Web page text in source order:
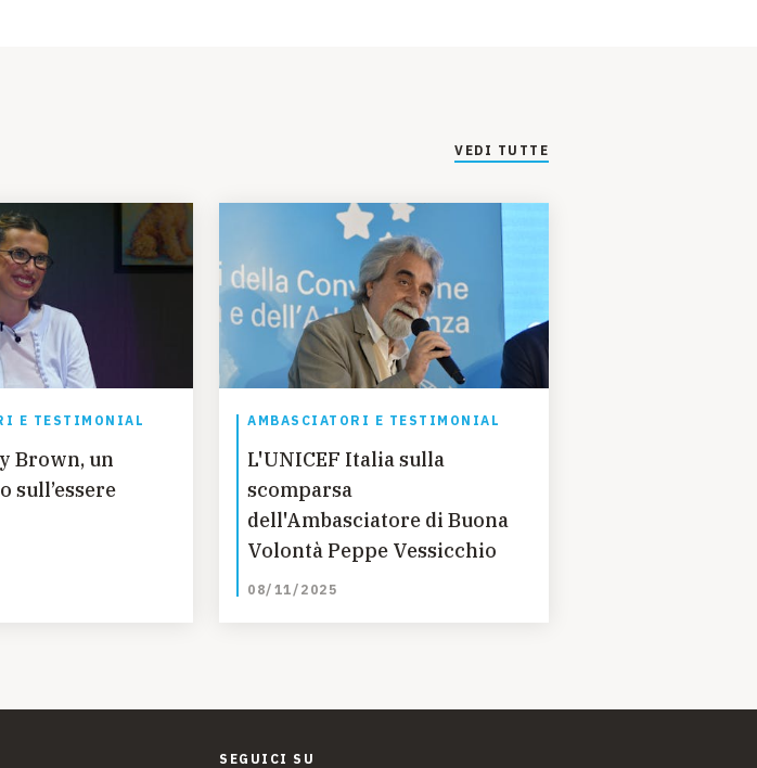
VEDI TUTTE
E TESTIMONIAL
Brown, un
sull’essere
AMBASCIATORI E TESTIMONIAL
L'UNICEF Italia sulla
scomparsa
dell'Ambasciatore di Buona
Volontà Peppe Vessicchio
08/11/2025
SEGUICI SU